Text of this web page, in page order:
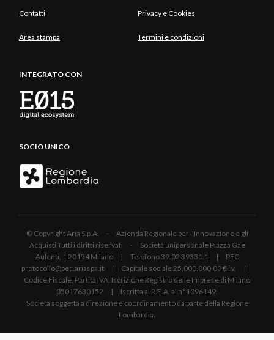
Contatti Privacy e Cookies
Area stampa Termini e condizioni
INTEGRATO CON
SOCIO UNICO
© Copyright Aria S.p.A. - Azienda Regionale per l'Innovazione e gli
Acquisti Tutti i diritti riservati - Società unipersonale Piazza Gae
Aulenti, 1 20154 Milano | Telefono 39.02 39331.1 | PEC
protocollo@pec.ariaspa.it | Capitale sociale 25.000.000,00 € i.v. |
Codice Fiscale, Partita IVA, Iscrizione Registro delle Imprese di Milano
05017630152 | Iscritta al R.E.A. al n°1096149.
Società soggetta a direzione e coordinamento da parte della Regione
Lombardia.